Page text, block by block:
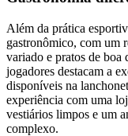
Além da prática
gastronômico, com um
variado e pratos de boa
jogadores destacam a
disponíveis na
experiência com uma
vestiários limpos e um
complexo.